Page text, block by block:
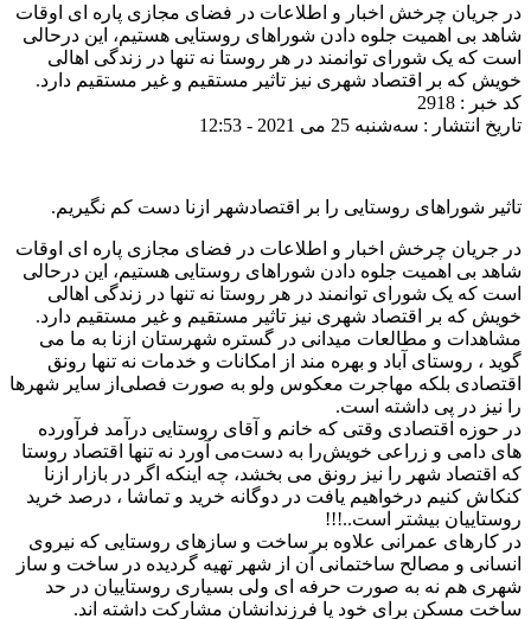
در جریان چرخش اخبار و اطلاعات در فضای مجازی پاره ای اوقات
شاهد بی اهمیت جلوه دادن شوراهای روستایی هستیم، این درحالی
است که یک شورای توانمند در هر روستا نه تنها در زندگی اهالی
خویش که بر اقتصاد شهری نیز تاثیر مستقیم و غیر مستقیم دارد.
کد خبر : 2918
تاریخ انتشار : سه‌شنبه 25 می 2021 - 12:53
تاثیر شوراهای روستایی را بر اقتصادشهر ازنا دست کم نگیریم.
در جریان چرخش اخبار و اطلاعات در فضای مجازی پاره ای اوقات
شاهد بی اهمیت جلوه دادن شوراهای روستایی هستیم، این درحالی
است که یک شورای توانمند در هر روستا نه تنها در زندگی اهالی
خویش که بر اقتصاد شهری نیز تاثیر مستقیم و غیر مستقیم دارد.
مشاهدات و مطالعات میدانی در گستره شهرستان ازنا به ما می
گوید ، روستای آباد و بهره مند از امکانات و خدمات نه تنها رونق
اقتصادی بلکه مهاجرت معکوس ولو به صورت فصلی‌از سایر شهرها
را نیز در پی داشته است.
در حوزه اقتصادی وقتی که خانم و آقای روستایی درآمد فرآورده
های دامی و زراعی خویش‌را به دست‌می آورد نه تنها اقتصاد روستا
که اقتصاد شهر را نیز رونق می بخشد، چه اینکه اگر در بازار ازنا
کنکاش کنیم درخواهیم یافت در دوگانه خرید و تماشا ، درصد خرید
روستاییان بیشتر است..!!!
در کارهای عمرانی علاوه بر ساخت و سازهای روستایی که نیروی
انسانی و مصالح ساختمانی آن از شهر تهیه گردیده در ساخت و ساز
شهری هم نه به صورت حرفه ای ولی بسیاری روستاییان در حد
ساخت مسکن برای خود یا فرزندانشان مشارکت داشته اند.